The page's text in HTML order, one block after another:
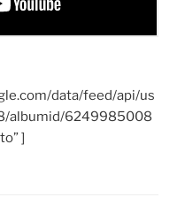
data/feed/api/us
albumid/6249985008
]